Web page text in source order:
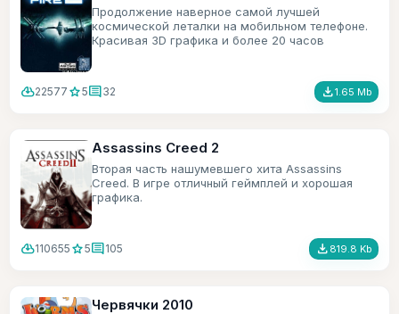
Продолжение наверное самой лучшей
космической леталки на мобильном телефоне.
Красивая 3D графика и более 20 часов
cloud_download22577 star5comment32 file_download1.65 Mb
Assassins Creed 2
Вторая часть нашумевшего хита Assassins
Creed. В игре отличный геймплей и хорошая
графика.
cloud_download110655 star5comment105 file_download 819.8 Kb
Червячки 2010